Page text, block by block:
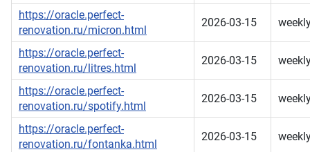
https://oracle.perfect-
renovation.ru/micron.html
2026-03-15
https://oracle.perfect-
renovation.ru/litres.html
2026-03-15
https://oracle.perfect-
renovation.ru/spotify.html
2026-03-15
https://oracle.perfect-
renovation.ru/fontanka.html
2026-03-15